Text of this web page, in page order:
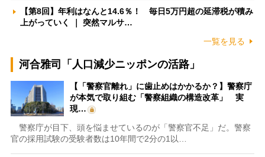
【第8回】年利はなんと14.6％！ 毎日5万円超の延滞税が積み
上がっていく ｜ 突然マルサ…
一覧を見る
河合雅司「人口減少ニッポンの活路」
【「警察官離れ」に歯止めはかかるか？】警察庁
が本気で取り組む「警察組織の構造改革」 実
現…
警察庁が目下、頭を悩ませているのが「警察官不足」だ。警察
官の採用試験の受験者数は10年間で2分の1以…